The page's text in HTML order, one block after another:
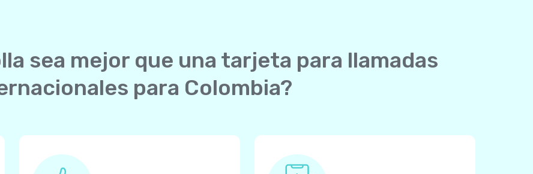
sea mejor que una tarjeta para llamadas
para Colombia?